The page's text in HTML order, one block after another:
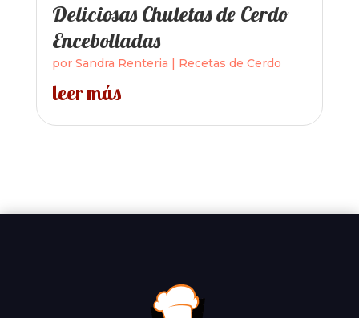
Deliciosas Chuletas de Cerdo
Encebolladas
por Sandra Renteria | Recetas de Cerdo
leer más